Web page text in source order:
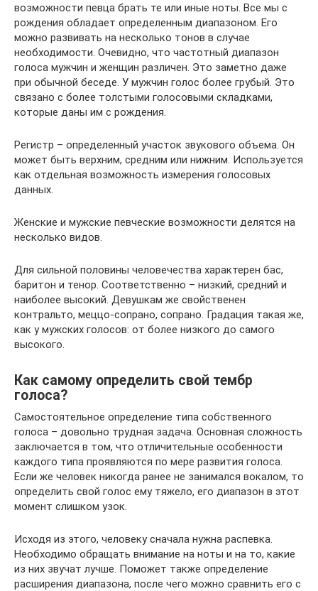
возможности певца брать те или иные ноты. Все мы с
рождения обладает определенным диапазоном. Его
можно развивать на несколько тонов в случае
необходимости. Очевидно, что частотный диапазон
голоса мужчин и женщин различен. Это заметно даже
при обычной беседе. У мужчин голос более грубый. Это
связано с более толстыми голосовыми складками,
которые даны им с рождения.
Регистр – определенный участок звукового объема. Он
может быть верхним, средним или нижним. Используется
как отдельная возможность измерения голосовых
данных.
Женские и мужские певческие возможности делятся на
несколько видов.
Для сильной половины человечества характерен бас,
баритон и тенор. Соответственно – низкий, средний и
наиболее высокий. Девушкам же свойственен
контральто, меццо-сопрано, сопрано. Градация такая же,
как у мужских голосов: от более низкого до самого
высокого.
Как самому определить свой тембр
голоса?
Самостоятельное определение типа собственного
голоса – довольно трудная задача. Основная сложность
заключается в том, что отличительные особенности
каждого типа проявляются по мере развития голоса.
Если же человек никогда ранее не занимался вокалом, то
определить свой голос ему тяжело, его диапазон в этот
момент слишком узок.
Исходя из этого, человеку сначала нужна распевка.
Необходимо обращать внимание на ноты и на то, какие
из них звучат лучше. Поможет также определение
расширения диапазона, после чего можно сравнить его с